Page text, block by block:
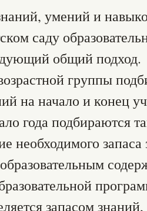
умений и
саду
общий подход.
группы
на начало и конец
года подбираются
необходимого
запасом